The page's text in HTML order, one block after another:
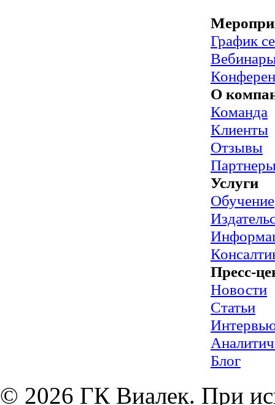
График
О
Команда
Клиенты
Отзывы
Услуги
Обучение
Пресс-
Новости
Статьи
Блог
© 2026 ГК Виалек. При